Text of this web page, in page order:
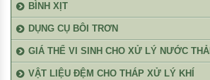
BÌNH XỊT
DỤNG CỤ BÔI TRƠN
GIÁ THỂ VI SINH CHO XỬ LÝ NƯỚC THẢI
VẬT LIỆU ĐỆM CHO THÁP XỬ LÝ KHÍ